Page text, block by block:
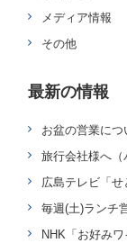
メディア情報
その他
最新の情報
お盆の営業につ
旅行会社様へ（
広島テレビ「せ
毎週(土)ランチ
NHK「お好みワ